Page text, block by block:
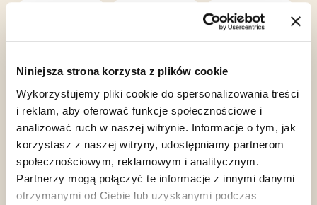
Niniejsza strona korzysta z plików cookie
Wykorzystujemy pliki cookie do spersonalizowania treści
i reklam, aby oferować funkcje społecznościowe i
analizować ruch w naszej witrynie. Informacje o tym, jak
korzystasz z naszej witryny, udostępniamy partnerom
społecznościowym, reklamowym i analitycznym.
Partnerzy mogą połączyć te informacje z innymi danymi
otrzymanymi od Ciebie lub uzyskanymi podczas
Kosher
Chalavi
HCS Vegan